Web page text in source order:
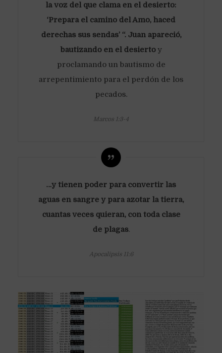
la voz del que clama en el desierto:
‘Prepara el camino del Amo, haced
derechas sus sendas’ “. Juan apareció,
bautizando en el desiertoy
proclamando un bautismo de
arrepentimiento para el perdón de los
pecados.
Marcos 1:3-4
…y tienen poder para convertir las
aguas en sangre y para azotar la tierra,
cuantas veces quieran, con toda clase
de plagas.
Apocalipsis 11:6